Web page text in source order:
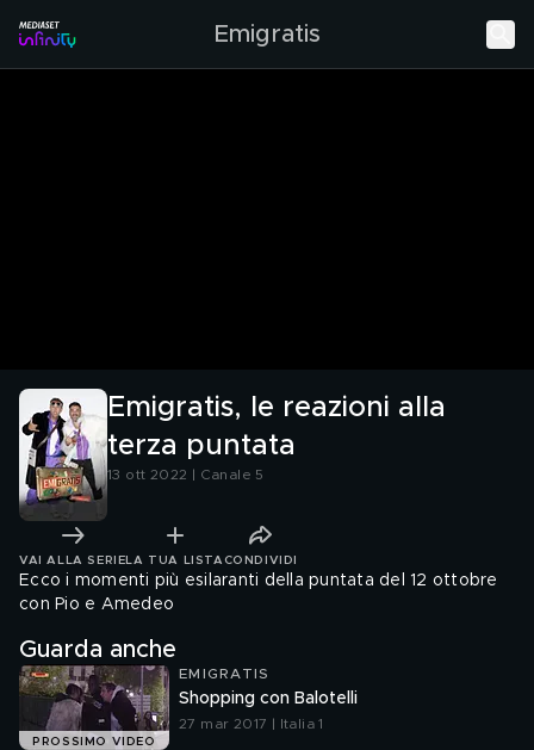
Emigratis
Emigratis, le reazioni alla
terza puntata
13 ott 2022 | Canale 5
VAI ALLA SERIE LA TUA LISTA CONDIVIDI
Ecco i momenti più esilaranti della puntata del 12 ottobre
con Pio e Amedeo
Guarda anche
PROSSIMO VIDEO
EMIGRATIS
Shopping con Balotelli
27 mar 2017 | Italia 1